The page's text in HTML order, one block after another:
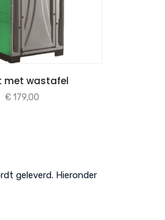
met wastafel
€179,00
geleverd. Hieronder